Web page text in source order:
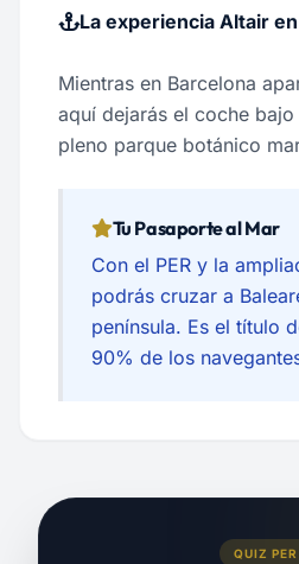
La experiencia Altair
Mientras en Barcelona
aquí dejarás el coche
pleno parque botánico
Tu Pasaporte al Mar
Con el PER y la
podrás cruzar a
península. Es el título
90% de los
QUIZ PER